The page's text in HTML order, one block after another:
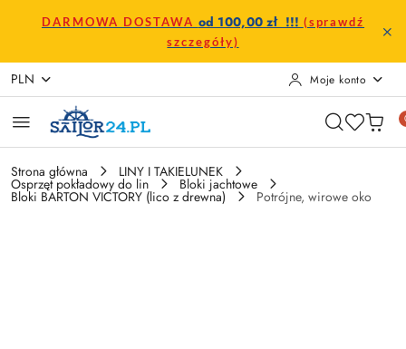
Przejdź do treści głównej
Przejdź do wyszukiwarki
Przejdź do moje konto
Przejdź do menu głównego
Przejdź do opisu produktu
Przejdź do stopki
DARMOWA DOSTAWA od 100,00 zł !!! (sprawdź
szczegóły)
PLN Moje konto
Strona główna LINY I TAKIELUNEK
Osprzęt pokładowy do lin Bloki jachtowe
Bloki BARTON VICTORY (lico z drewna) Potrójne, wirowe oko